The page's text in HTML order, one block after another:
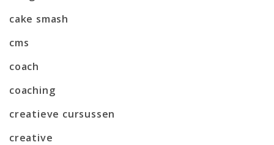
cake smash
cms
coach
coaching
creatieve cursussen
creative